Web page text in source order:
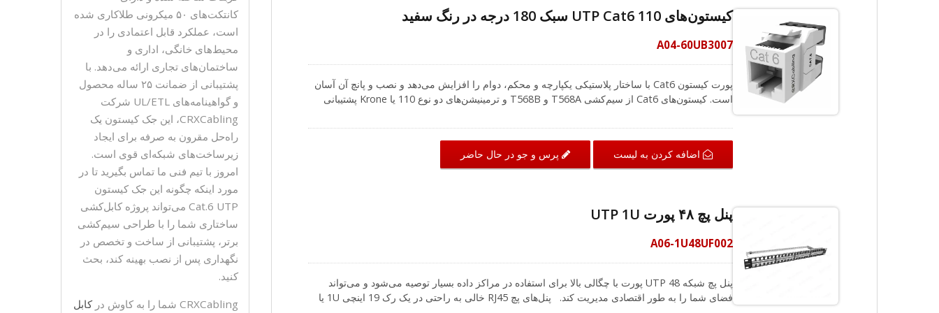
کانتکت‌های ۵۰ میکرونی طلاکاری شده
است، عملکرد قابل اعتمادی را در
محیط‌های خانگی، اداری و
ساختمان‌های تجاری ارائه می‌دهد. با
پشتیبانی از ضمانت ۲۵ ساله محصول
و گواهینامه‌های UL/ETL شرکت
CRXCabling، این جک کیستون یک
راه‌حل مقرون به صرفه برای ایجاد
زیرساخت‌های شبکه‌ای قوی است.
امروز با تیم فنی ما تماس بگیرید تا در
مورد اینکه چگونه این جک کیستون
Cat.6 UTP می‌تواند پروژه کابل‌کشی
ساختاری شما را با طراحی سیم‌کشی
برتر، پشتیبانی از ساخت و تخصص در
نگهداری پس از نصب بهینه کند، بحث
کنید.
CRXCabling شما را به کاوش در
کابل
دریافت کنید.
کیستون‌های UTP Cat6 110 سبک 180 درجه در رنگ سفید
A04-60UB3007
پورت کیستون Cat6 با ساختار پلاستیکی یکپارچه و محکم، دوام را افزایش می‌دهد و نصب و پانچ آن آسان
است. کیستون‌های Cat6 از سیم‌کشی T568A و T568B و ترمینیشن‌های دو نوع 110 یا Krone پشتیبانی
Cat 6 تا سرعت گیگابیت اترنت مطابقت دارند و شبکه‌های سریع و قابل اعتمادی را برای سیم‌کشی خانه
شما، کانکتورهای مقاوم، پنل‌های کیستون، جعبه‌های نصب سطحی یا صفحه‌های دیواری فراهم می‌کنند. جک
اضافه کردن به لیست پرس و جو در حال حاضر
پنل پچ ۴۸ پورت UTP 1U
A06-1U48UF002
پنل پچ شبکه UTP 48 پورت با چگالی بالا برای استفاده در مراکز داده بسیار توصیه می‌شود و می‌تواند
فضای شما را به طور اقتصادی مدیریت کند. پنل‌های پچ RJ45 خالی به راحتی در یک رک 19 اینچی 1U یا